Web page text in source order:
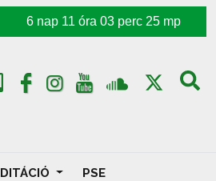
6 nap 11 óra 03 perc 24 mp
PSE